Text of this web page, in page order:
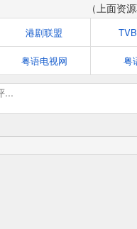
（上面资
港剧联盟
粤语电视网 粤